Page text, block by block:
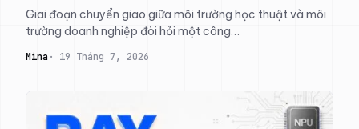
Giai đoạn chuyển giao giữa môi trường học thuật và môi
trường doanh nghiệp đòi hỏi một công…
Mina 19 Tháng 7, 2026